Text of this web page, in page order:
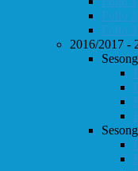
Follo 2
Follo 3
2016/2017 -